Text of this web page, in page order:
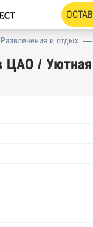
Развлечения и отдых —
ЦАО / Уютная